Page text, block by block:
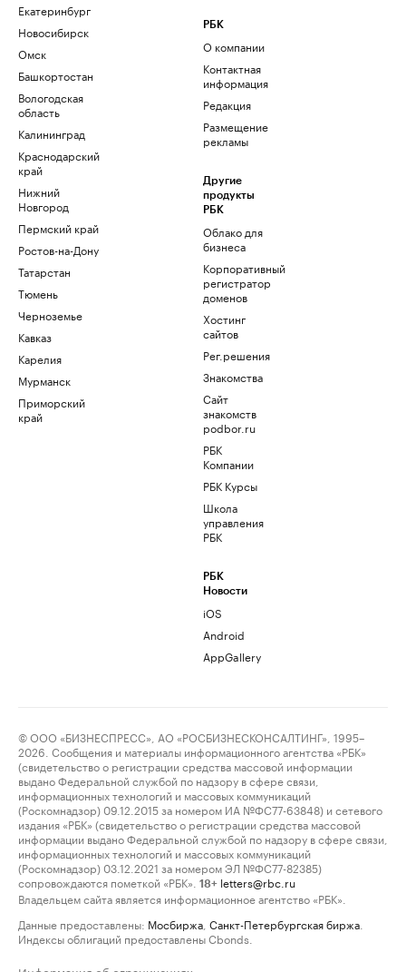
Екатеринбург
Новосибирск
Омск
Башкортостан
Вологодская
область
Калининград
Краснодарский
край
Нижний
Новгород
Пермский край
Ростов-на-Дону
Татарстан
Тюмень
Черноземье
Кавказ
Карелия
Мурманск
Приморский
край
РБК
О компании
Контактная
информация
Редакция
Размещение
рекламы
Другие
продукты
РБК
Облако для
бизнеса
Корпоративный
регистратор
доменов
Хостинг
сайтов
Рег.решения
Знакомства
Сайт
знакомств
podbor.ru
РБК
Компании
РБК Курсы
Школа
управления
РБК
РБК
Новости
iOS
Android
AppGallery
© ООО «БИЗНЕСПРЕСС», АО «РОСБИЗНЕСКОНСАЛТИНГ», 1995–
2026. Сообщения и материалы информационного агентства «РБК»
(свидетельство о регистрации средства массовой информации
выдано Федеральной службой по надзору в сфере связи,
информационных технологий и массовых коммуникаций
(Роскомнадзор) 09.12.2015 за номером ИА №ФС77-63848) и сетевого
издания «РБК» (свидетельство о регистрации средства массовой
информации выдано Федеральной службой по надзору в сфере связи,
информационных технологий и массовых коммуникаций
(Роскомнадзор) 03.12.2021 за номером ЭЛ №ФС77-82385)
сопровождаются пометкой «РБК».
18+ letters@rbc.ru
Владельцем сайта является информационное агентство «РБК».
Данные предоставлены: Мосбиржа Санкт-Петербургская биржа
Индексы облигаций предоставлены Cbonds.